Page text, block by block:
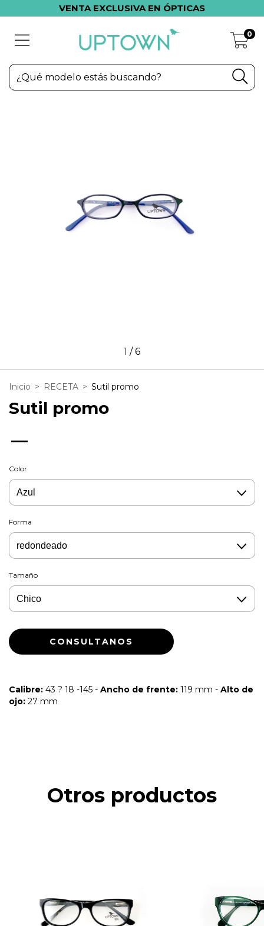
VENTA EXCLUSIVA EN ÓPTICAS
0
1 /6
Inicio > RECETA > Sutil promo
Sutil promo
—
Color
Forma
Tamaño
Calibre: 43 ? 18 -145 - Ancho de frente: 119 mm - Alto de
ojo: 27 mm
Otros productos